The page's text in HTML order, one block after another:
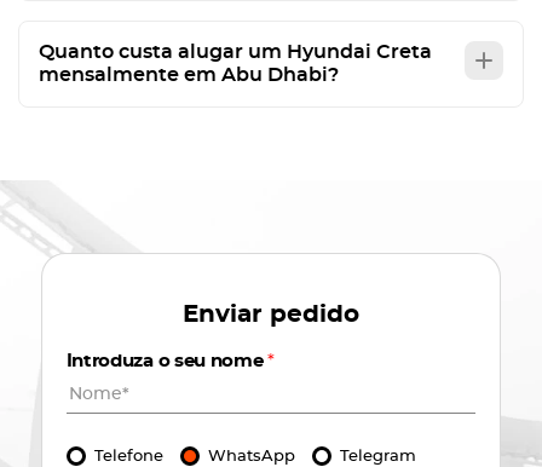
Quanto custa alugar um Hyundai Creta
mensalmente em Abu Dhabi?
Enviar pedido
Introduza o seu nome*
Telefone WhatsApp Telegram